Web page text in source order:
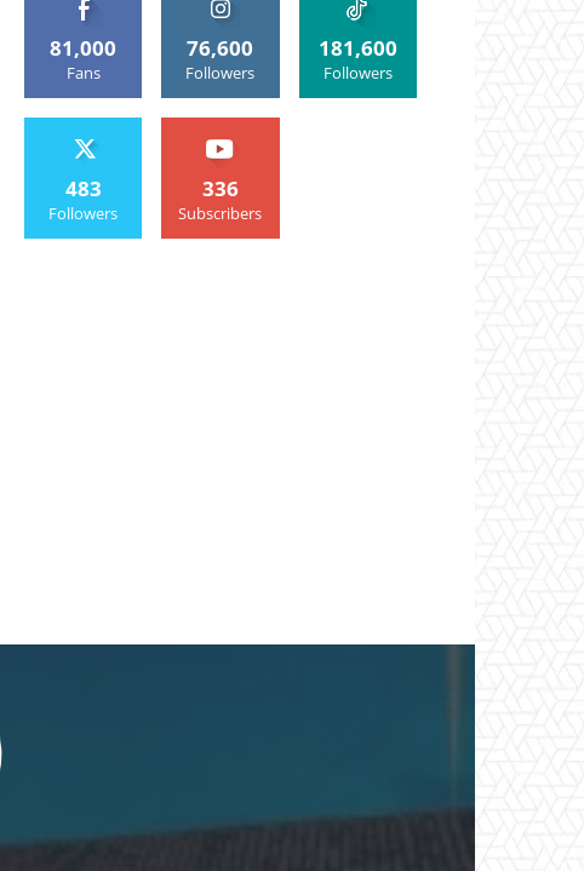
81,000
Fans
76,600
Followers
181,600
Followers
483
Followers
336
Subscribers